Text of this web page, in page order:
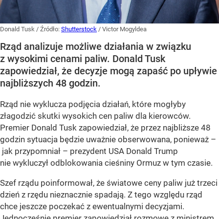
Donald Tusk / Źródło: Shutterstock / Victor Mogyldea
Rząd analizuje możliwe działania w związku
z wysokimi cenami paliw. Donald Tusk
zapowiedział, że decyzje mogą zapaść po upływie
najbliższych 48 godzin.
Rząd nie wyklucza podjęcia działań, które mogłyby
złagodzić skutki wysokich cen paliw dla kierowców.
Premier Donald Tusk zapowiedział, że przez najbliższe 48
godzin sytuacja będzie uważnie obserwowana, ponieważ –
jak przypomniał – prezydent USA Donald Trump
nie wykluczył odblokowania cieśniny Ormuz w tym czasie.
Szef rządu poinformował, że światowe ceny paliw już trzeci
dzień z rzędu nieznacznie spadają. Z tego względu rząd
chce jeszcze poczekać z ewentualnymi decyzjami.